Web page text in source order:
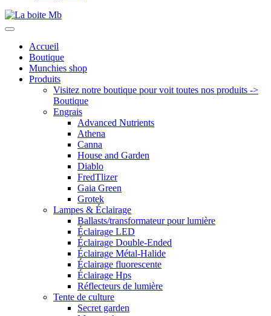
Accueil
Boutique
Munchies shop
Produits
Visitez notre boutique pour voit toutes nos produits ->
Boutique
Engrais
Advanced Nutrients
Athena
Canna
House and Garden
Diablo
FredTlizer
Gaia Green
Grotek
Lampes & Éclairage
Ballasts/transformateur pour lumière
Éclairage LED
Éclairage Double-Ended
Éclairage Métal-Halide
Éclairage fluorescente
Éclairage Hps
Réflecteurs de lumière
Tente de culture
Secret garden